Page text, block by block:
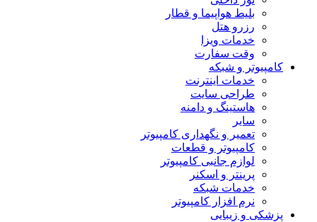
بلیط هواپیما و قطار
رزرو هتل
خدمات ویزا
وقت سفارت
کامپیوتر و شبکه
خدمات اینترنت
طراحی سایت
هاستینگ و دامنه
سایر
تعمیر و نگهداری کامپیوتر
کامپیوتر و قطعات
لوازم جانبی کامپیوتر
پرینتر و اسکنر
خدمات شبکه
نرم افزار کامپیوتر
پزشکی و زیبایی